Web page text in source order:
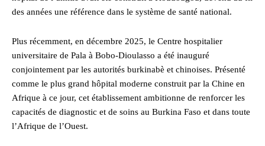
des années une référence dans le système de santé national.
Plus récemment, en décembre 2025, le Centre hospitalier
universitaire de Pala à Bobo-Dioulasso a été inauguré
conjointement par les autorités burkinabè et chinoises. Présenté
comme le plus grand hôpital moderne construit par la Chine en
Afrique à ce jour, cet établissement ambitionne de renforcer les
capacités de diagnostic et de soins au Burkina Faso et dans toute
l’Afrique de l’Ouest.